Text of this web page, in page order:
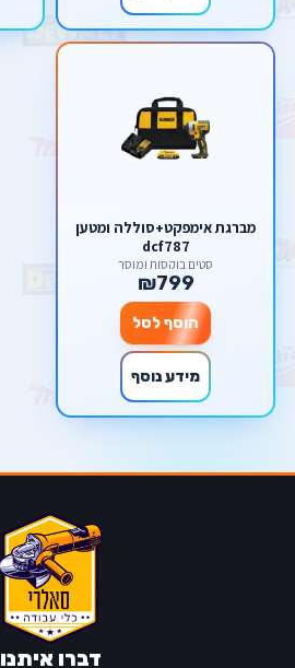
מברגת אימפקט+סוללה ומטען
dcf787
סטים בוקסות ומוסך
₪799
הוסף לסל
מידע נוסף
דברו איתנו